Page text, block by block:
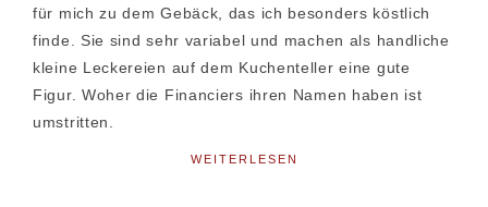
für mich zu dem Gebäck, das ich besonders köstlich
finde. Sie sind sehr variabel und machen als handliche
kleine Leckereien auf dem Kuchenteller eine gute
Figur. Woher die Financiers ihren Namen haben ist
umstritten.
WEITERLESEN